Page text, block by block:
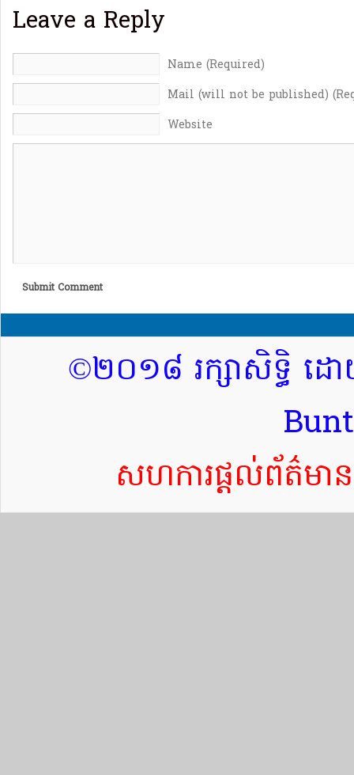
Leave a Reply
Name (Required)
Mail (will not be published)
Website
Submit Comment
©២០១៨ រក្សាសិទ្ធិ
សហការផ្តល់ព័ត៌ម